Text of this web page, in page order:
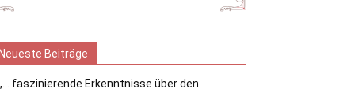
Neueste Beiträge
faszinierende Erkenntnisse über den